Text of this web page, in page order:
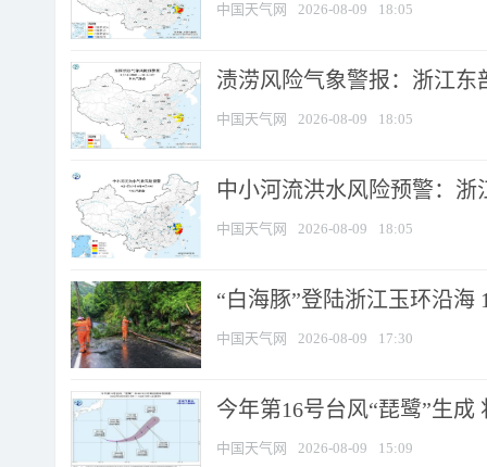
中国天气网 2026-08-09 18:05
渍涝风险气象警报：浙江
中国天气网 2026-08-09 18:05
中小河流洪水风险预警：
中国天气网 2026-08-09 18:05
“白海豚”登陆浙江玉环沿海
中国天气网 2026-08-09 17:30
今年第16号台风“琵鹭”生
中国天气网 2026-08-09 15:09